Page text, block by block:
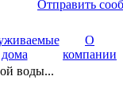
Отправить
дома
О
компании
воды...